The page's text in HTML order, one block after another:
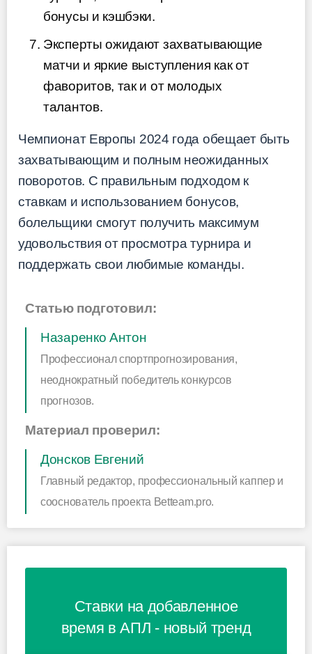
бонусы и кэшбэки.
Эксперты ожидают захватывающие
матчи и яркие выступления как от
фаворитов, так и от молодых
талантов.
Чемпионат Европы 2024 года обещает быть
захватывающим и полным неожиданных
поворотов. С правильным подходом к
ставкам и использованием бонусов,
болельщики смогут получить максимум
удовольствия от просмотра турнира и
поддержать свои любимые команды.
Статью подготовил:
Назаренко Антон
Профессионал спортпрогнозирования,
неоднократный победитель конкурсов
прогнозов.
Материал проверил:
Донсков Евгений
Главный редактор, профессиональный каппер и
сооснователь проекта Betteam.pro.
Ставки на добавленное
время в АПЛ - новый тренд